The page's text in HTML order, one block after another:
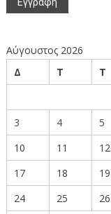
Αύγουστος 2026
Δ
Τ Τ
3
4 5
10
11 12
17
18 19
24
25 26